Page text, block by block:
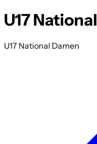
U17 National
U17 National Damen